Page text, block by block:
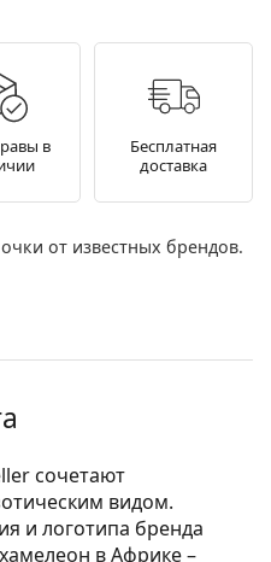
в
Бесплатная
доставка
от известных брендов.
сочетают
видом.
и логотипа бренда
в Африке –